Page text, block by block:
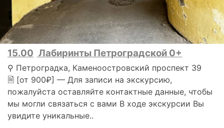
15.00 Лабиринты Петроградской 0+
⚲ Петроградка, Каменоостровский проспект 39
🗎 [от 900₽] — Для записи на экскурсию,
пожалуйста оставляйте контактные данные, чтобы
мы могли связаться с вами В ходе экскурсии Вы
увидите уникальные..